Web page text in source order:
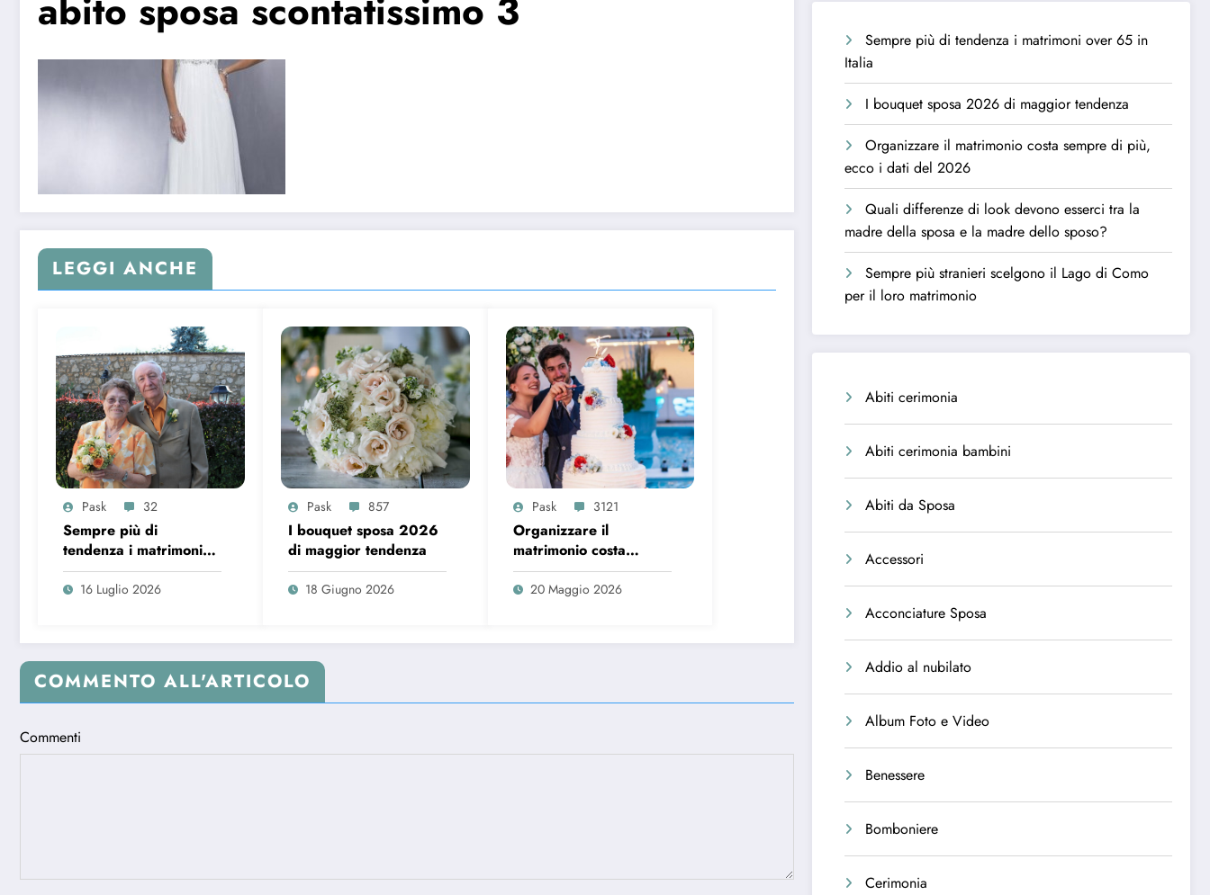
LEGGI ANCHE
Pask 32
Sempre più di
tendenza i matrimoni
over 65 in Italia
16 Luglio 2026
Pask 857
I bouquet sposa 2026
di maggior tendenza
18 Giugno 2026
Pask 3121
Organizzare il
matrimonio costa
sempre di più, ecco i
dati del 2026
20 Maggio 2026
COMMENTO ALL'ARTICOLO
Commenti
Sempre più di tendenza i matrimoni over 65 in
Italia
I bouquet sposa 2026 di maggior tendenza
Organizzare il matrimonio costa sempre di più,
ecco i dati del 2026
Quali differenze di look devono esserci tra la
madre della sposa e la madre dello sposo?
Sempre più stranieri scelgono il Lago di Como
per il loro matrimonio
Abiti cerimonia
Abiti cerimonia bambini
Abiti da Sposa
Accessori
Acconciature Sposa
Addio al nubilato
Album Foto e Video
Benessere
Bomboniere
Cerimonia